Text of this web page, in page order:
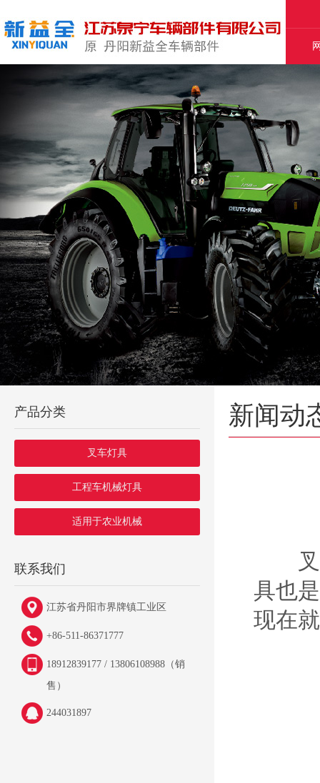
产品分类
叉车灯具
工程车机械灯具
适用于农业机械
联系我们
江苏省丹阳市界牌镇工业区
+86-511-86371777
18912839177 / 13806108988（销
售）
244031897
新闻动
叉车
具也
现在